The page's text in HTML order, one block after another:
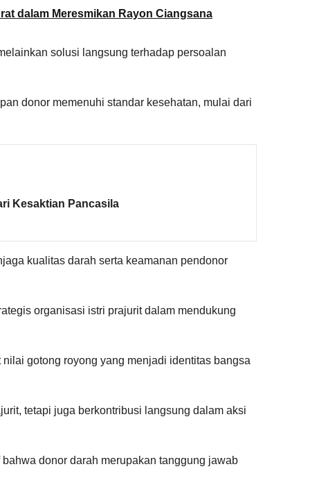
dalam Meresmikan Rayon Ciangsana
solusi langsung terhadap persoalan
donor memenuhi standar kesehatan, mulai dari
Kesaktian Pancasila
kualitas darah serta keamanan pendonor
organisasi istri prajurit dalam mendukung
gotong royong yang menjadi identitas bangsa
tetapi juga berkontribusi langsung dalam aksi
donor darah merupakan tanggung jawab